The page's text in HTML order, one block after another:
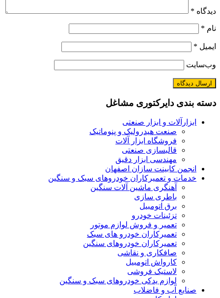
دیدگاه *
نام *
ایمیل *
وب‌سایت
دسته بندی دایرکتوری مشاغل
ابزارآلات و ابزار صنعتی
صنعت هیدرولیک و پنوماتیک
فروشگاه ابزار آلات
قالبسازی صنعتی
مهندسی ابزار دقیق
انجمن کابینت سازان اصفهان
خدمات و تعمیرکاران خودروهای سبک و سنگین
آهنگری ماشین آلات سنگین
باطری سازی
برق اتومبیل
تزئینات خودرو
تعمیر و فروش لوازم موتور
تعمیرکاران خودرو های سبک
تعمیرکاران خودروهای سنگین
صافکاری و نقاشی
کارواش اتومبیل
لاستیک فروشی
لوازم یدکی خودروهای سبک و سنگین
صنایع آب و فاضلاب